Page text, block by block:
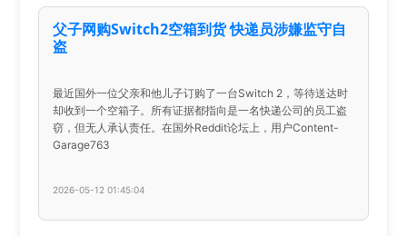
父子网购Switch2空箱到货 快递员涉嫌监守自
盗
最近国外一位父亲和他儿子订购了一台Switch 2，等待送达时
却收到一个空箱子。所有证据都指向是一名快递公司的员工盗
窃，但无人承认责任。在国外Reddit论坛上，用户Content-
Garage763
2026-05-12 01:45:04